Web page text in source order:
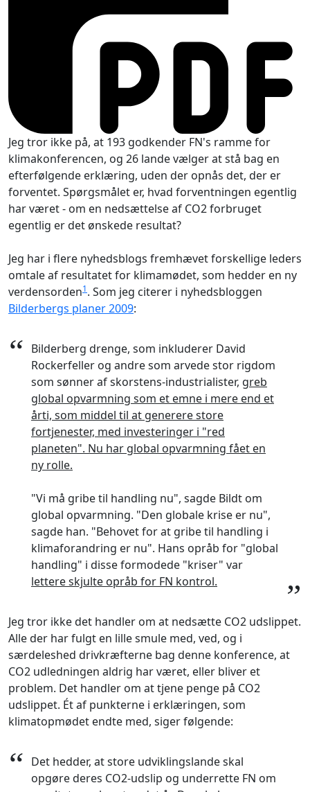
Jeg tror ikke på, at 193 godkender FN's ramme for
klimakonferencen, og 26 lande vælger at stå bag en
efterfølgende erklæring, uden der opnås det, der er
forventet. Spørgsmålet er, hvad forventningen egentlig
har været - om en nedsættelse af CO2 forbruget
egentlig er det ønskede resultat?
Jeg har i flere nyhedsblogs fremhævet forskellige leders
omtale af resultatet for klimamødet, som hedder en ny
verdensorden1. Som jeg citerer i nyhedsbloggen
Bilderbergs planer 2009:
“ Bilderberg drenge, som inkluderer David
Rockerfeller og andre som arvede stor rigdom
som sønner af skorstens-industrialister, greb
global opvarmning som et emne i mere end et
årti, som middel til at generere store
fortjenester, med investeringer i "red
planeten". Nu har global opvarmning fået en
ny rolle.
"Vi må gribe til handling nu", sagde Bildt om
global opvarmning. "Den globale krise er nu",
sagde han. "Behovet for at gribe til handling i
klimaforandring er nu". Hans opråb for "global
handling" i disse formodede "kriser" var
lettere skjulte opråb for FN kontrol.
”
Jeg tror ikke det handler om at nedsætte CO2 udslippet.
Alle der har fulgt en lille smule med, ved, og i
særdeleshed drivkræfterne bag denne konference, at
CO2 udledningen aldrig har været, eller bliver et
problem. Det handler om at tjene penge på CO2
udslippet. Ét af punkterne i erklæringen, som
klimatopmødet endte med, siger følgende:
“ Det hedder, at store udviklingslande skal
opgøre deres CO2-udslip og underrette FN om